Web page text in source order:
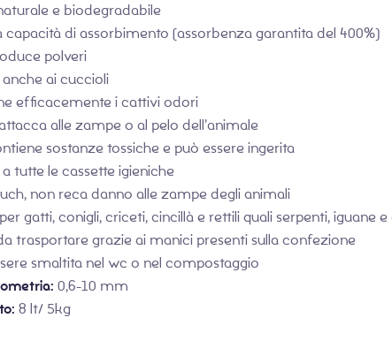
e biodegradabile
capacità di assorbimento (assorbenza garantita del 400%)
polveri
ai cuccioli
efficacemente i cattivi odori
alle zampe o al pelo dell’animale
sostanze tossiche e può essere ingerita
tutte le cassette igieniche
non reca danno alle zampe degli animali
gatti, conigli, criceti, cincillà e rettili quali serpenti, iguane
trasportare grazie ai manici presenti sulla confezione
smaltita nel wc o nel compostaggio
0,6-10 mm
8 lt/ 5kg